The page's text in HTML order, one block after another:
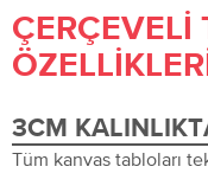
ÇERÇEVELI
ÖZELLIKLERI
3CM
Tüm kanvas tabloları